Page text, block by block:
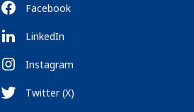
Facebook
LinkedIn
Instagram
Twitter (X)